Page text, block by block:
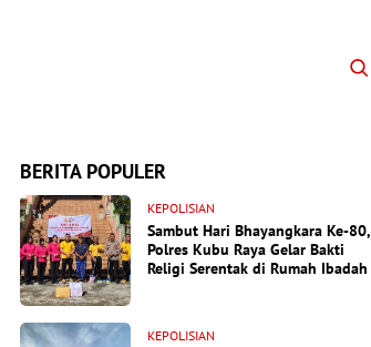
BERITA POPULER
KEPOLISIAN
Sambut Hari Bhayangkara Ke-80,
Polres Kubu Raya Gelar Bakti
Religi Serentak di Rumah Ibadah
KEPOLISIAN